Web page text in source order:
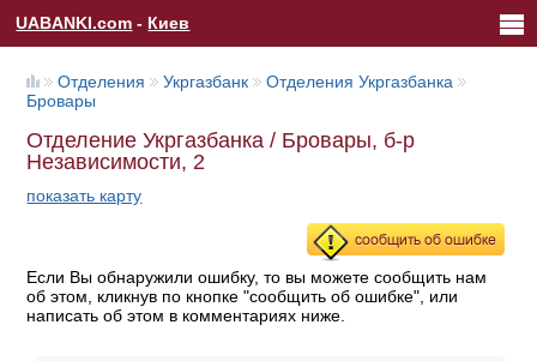
UABANKI.com - Киев
Отделения Укргазбанк
Отделения Укргазбанка
Бровары
Отделение Укргазбанка / Бровары, б-р
Независимости, 2
показать карту
Если Вы обнаружили ошибку, то вы можете сообщить нам
об этом, кликнув по кнопке "сообщить об ошибке", или
написать об этом в комментариях ниже.